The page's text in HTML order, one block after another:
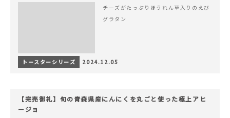
チーズがたっぷりほうれん草入りのえび
グラタン
トースターシリーズ 2024.12.05
【完売御礼】旬の青森県産にんにくを丸ごと使った極上アヒ
ージョ